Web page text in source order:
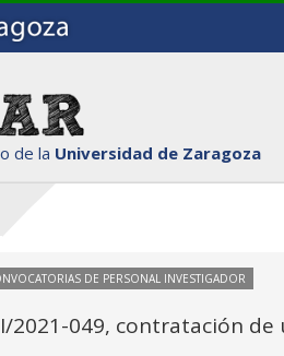
de la Universidad de Zaragoza
DE PERSONAL INVESTIGADOR
2021-049, contratación